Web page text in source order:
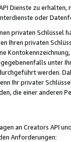
Dienste zu
oder
privaten
Ihren privaten
unter
werden.
Ihr privater
die einer anderen
an Creators API
Anforderungen: